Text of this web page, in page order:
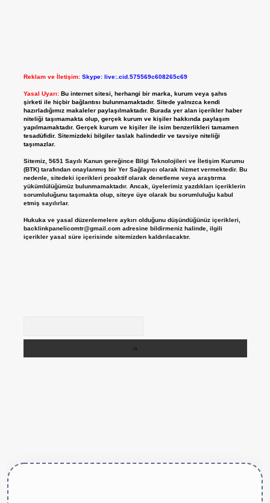
Reklam ve İletişim: Skype: live:.cid.575569c608265c69
Yasal Uyarı: Bu internet sitesi, herhangi bir marka, kurum veya şahıs
şirketi ile hiçbir bağlantısı bulunmamaktadır. Sitede yalnızca kendi
hazırladığımız makaleler paylaşılmaktadır. Burada yer alan içerikler haber
niteliği taşımamakta olup, gerçek kurum ve kişiler hakkında paylaşım
yapılmamaktadır. Gerçek kurum ve kişiler ile isim benzerlikleri tamamen
tesadüfidir. Sitemizdeki bilgiler taslak halindedir ve tavsiye niteliği
taşımazlar.
Sitemiz, 5651 Sayılı Kanun gereğince Bilgi Teknolojileri ve İletişim Kurumu
(BTK) tarafından onaylanmış bir Yer Sağlayıcı olarak hizmet vermektedir. Bu
nedenle, sitedeki içerikleri proaktif olarak denetleme veya araştırma
yükümlülüğümüz bulunmamaktadır. Ancak, üyelerimiz yazdıkları içeriklerin
sorumluluğunu taşımakta olup, siteye üye olarak bu sorumluluğu kabul
etmiş sayılırlar.
Hukuka ve yasal düzenlemelere aykırı olduğunu düşündüğünüz içerikleri,
backlinkpanelicomtr@gmail.comadresine bildirmeniz halinde, ilgili
içerikler yasal süre içerisinde sitemizden kaldırılacaktır.